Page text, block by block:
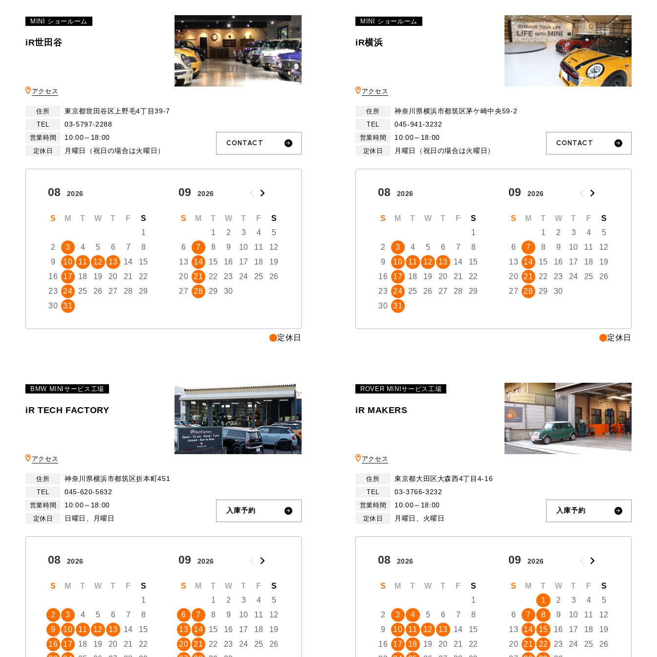
MINI ショールーム
iR世田谷
アクセス
住所 東京都世田谷区上野毛4丁目39-7
TEL 03-5797-2288
営業時間 10:00～18:00
定休日 月曜日（祝日の場合は火曜日）
CONTACT
08 2026
S M T W T F
S
1
2
3 4 5 6 7
8
9
10 11 12 13 14
15
16
17 18 19 20 21
22
23
24 25 26 27 28
29
30
31
09 2026
S M T W T F
S
1
2 3 4
5
6
7 8 9 10 11
12
13
14 15 16 17 18
19
20
21 22 23 24 25
26
27
28 29 30
9
10
16
17
22 23
24
29 30 31
定休日
MINI ショールーム
iR横浜
アクセス
住所 神奈川県横浜市都筑区茅ケ崎中央59-2
TEL 045-941-3232
営業時間 10:00～18:00
定休日 月曜日（祝日の場合は火曜日）
CONTACT
08 2026
S M T W T F
S
1
2
3 4 5 6 7
8
9
10 11 12 13 14
15
16
17 18 19 20 21
22
23
24 25 26 27 28
29
30
31
09 2026
S M T W T F
S
1
2 3 4
5
6
7 8 9 10 11
12
13
14 15 16 17 18
19
20
21 22 23 24 25
26
27
28 29 30
定休日
BMW MINIサービス工場
iR TECH FACTORY
アクセス
住所 神奈川県横浜市都筑区折本町451
TEL 045-620-5632
営業時間 10:00～18:00
定休日 日曜日、月曜日
入庫予約
08 2026
S M T W T F
S
1
2
3 4 5 6 7
8
9
10 11 12 13 14
15
16
17 18 19 20 21
22
09 2026
S M T W T F
S
1
2 3 4
5
6
7 8 9 10 11
12
13
14 15 16 17 18
19
20
21 22 23 24 25
26
9
10
16
17
22 23
24
ROVER MINIサービス工場
iR MAKERS
アクセス
住所 東京都大田区大森西4丁目4-16
TEL 03-3766-3232
営業時間 10:00～18:00
定休日 月曜日、火曜日
入庫予約
08 2026
S M T W T F
S
1
2
3 4 5 6 7
8
9
10 11 12 13 14
15
16
17 18 19 20 21
22
09 2026
S M T W T F
S
1
2 3 4
5
6
7 8 9 10 11
12
13
14 15 16 17 18
19
20
21 22 23 24 25
26